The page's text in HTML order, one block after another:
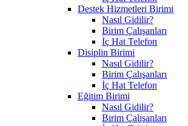
Destek Hizmetleri Birimi
Nasıl Gidilir?
Birim Çalışanları
İç Hat Telefon
Disiplin Birimi
Nasıl Gidilir?
Birim Çalışanları
İç Hat Telefon
Eğitim Birimi
Nasıl Gidilir?
Birim Çalışanları